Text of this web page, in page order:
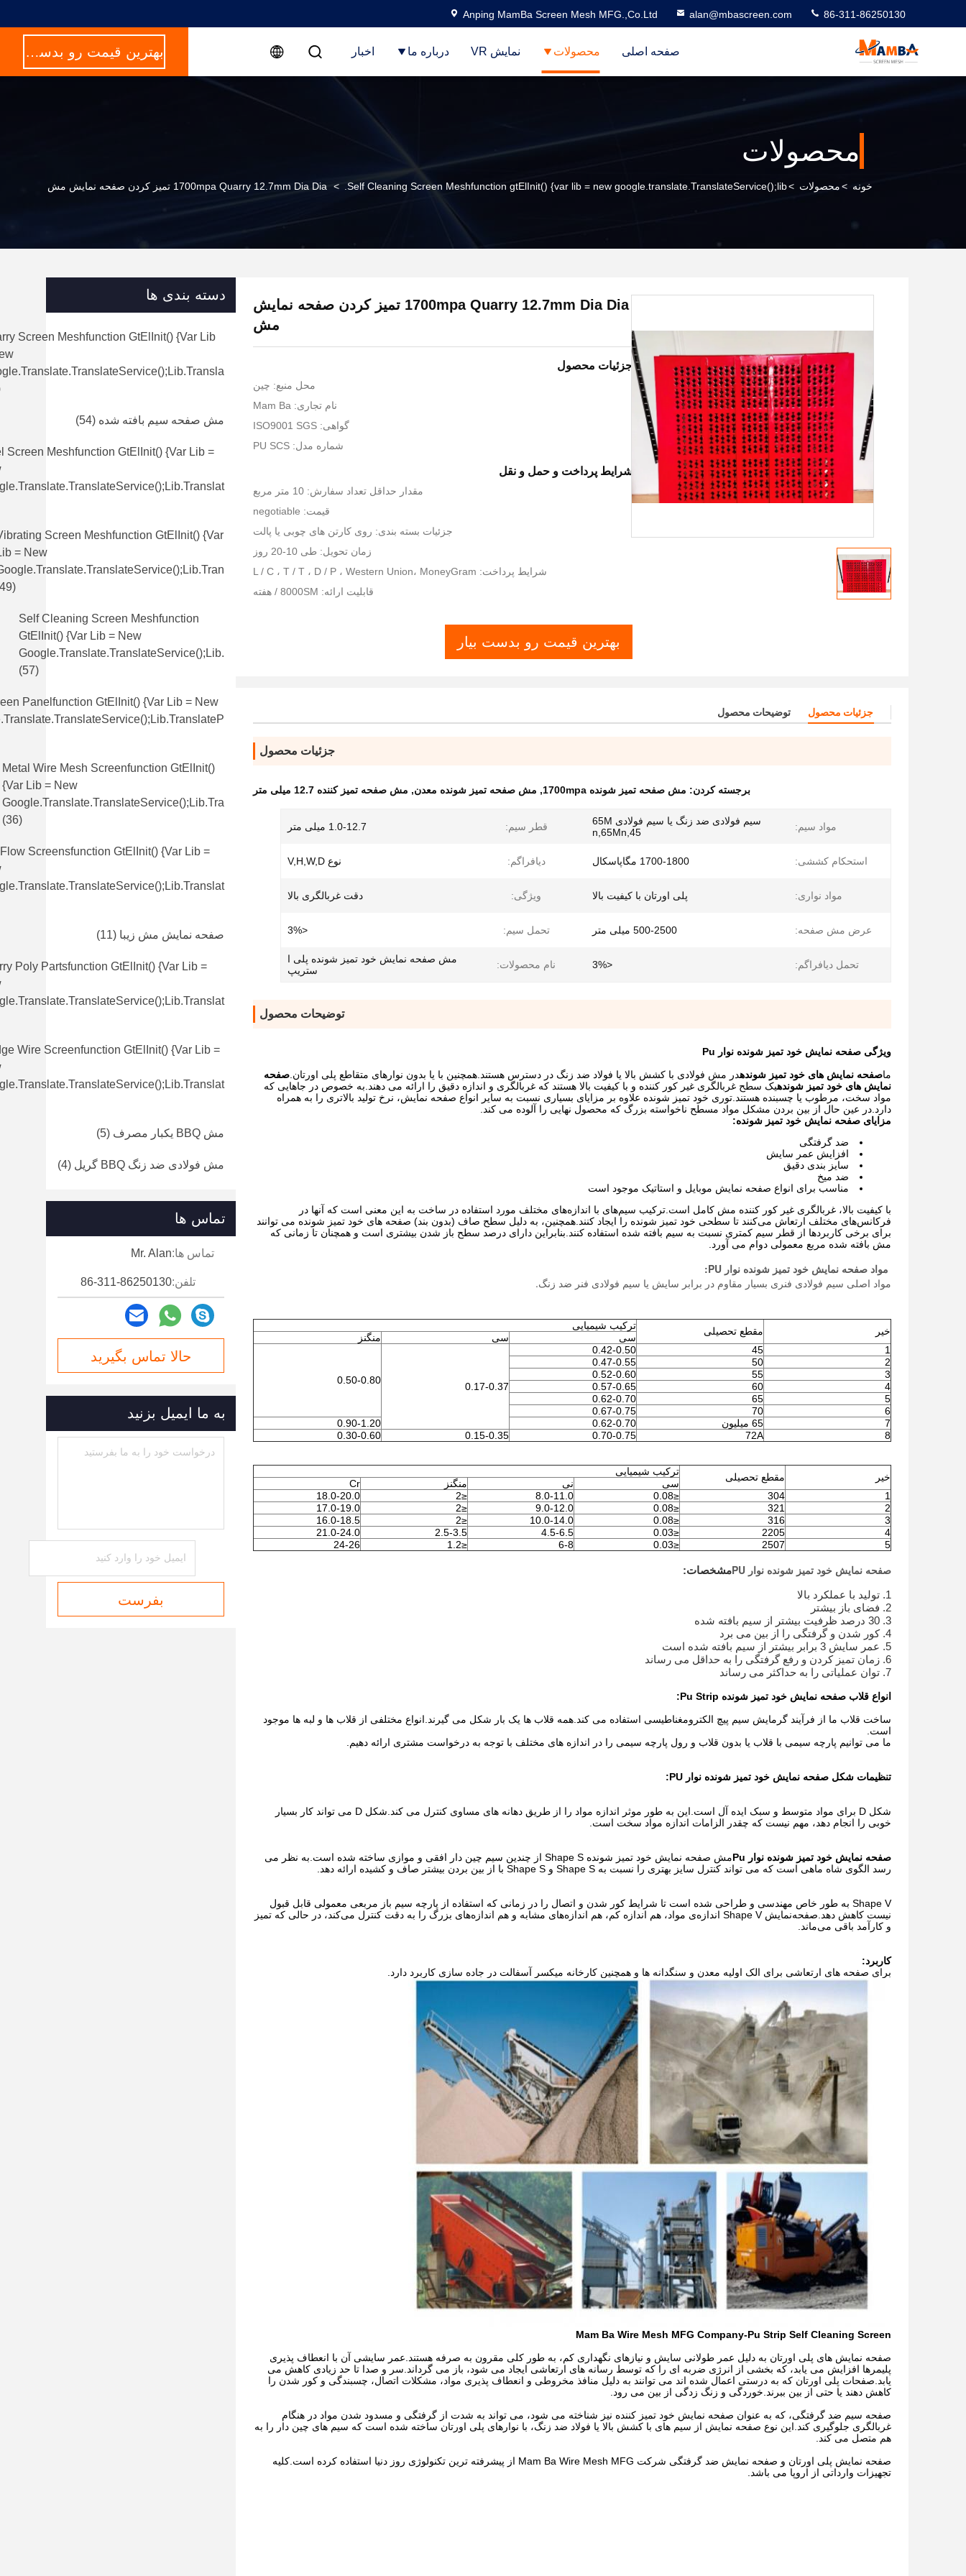
Anping MamBa Screen Mesh MFG.,Co.Ltd alan@mbascreen.com 86-311-86250130
صفحه اصلی محصولات نمایش VR درباره ما اخبار بهترین قیمت رو بدست بیار
محصولات
خونه >محصولات >
Self Cleaning Screen Meshfunction gtElInit() {var lib = new google.translate.TranslateService();lib.
> 1700mpa Quarry 12.7mm Dia Dia تمیز کردن صفحه نمایش مش
1700mpa Quarry 12.7mm Dia Dia تمیز کردن صفحه نمایش
مش
جزئیات محصول
محل منبع: چین
نام تجاری: Mam Ba
گواهی: ISO9001 SGS
شماره مدل: PU SCS
شرایط پرداخت و حمل و نقل
مقدار حداقل تعداد سفارش: 10 متر مربع
قیمت: negotiable
جزئیات بسته بندی: روی کارتن های چوبی یا پالت
زمان تحویل: طی 10-20 روز
شرایط پرداخت: L / C ، T / T ، D / P ، Western Union، MoneyGram
قابلیت ارائه: 8000SM / هفته
بهترین قیمت رو بدست بیار
جزئیات محصول توضیحات محصول
جزئیات محصول
برجسته کردن: مش صفحه تمیز شونده 1700mpa , مش صفحه تمیز شونده معدن, مش صفحه تمیز کننده 12.7 میلی متر
مواد سیم:
سیم فولادی ضد زنگ یا سیم فولادی 65M
n,65Mn,45
قطر سیم: 1.0-12.7 میلی متر
استحکام کششی: 1700-1800 مگاپاسکال دیافراگم: نوع V,H,W,D
مواد نواری: پلی اورتان با کیفیت بالا ویژگی: دقت غربالگری بالا
عرض مش صفحه: 500-2500 میلی متر تحمل سیم: <3%
تحمل دیافراگم: <3% نام محصولات:
مش صفحه نمایش خود تمیز شونده پلی ا
ستریپ
توضیحات محصول
ویژگی صفحه نمایش خود تمیز شونده نوار Pu
ماصفحه نمایش های خود تمیز شوندهدر مش فولادی با کشش بالا یا فولاد ضد زنگ در دسترس هستند.همچنین با یا بدون نوارهای متقاطع پلی اورتان. صفحه
نمایش های خود تمیز شوندهیک سطح غربالگری غیر کور کننده و با کیفیت بالا هستند که غربالگری و اندازه دقیق را ارائه می دهند.به خصوص در جاهایی که
مواد سخت، مرطوب یا چسبنده هستند.توری خود تمیز شونده علاوه بر مزایای بسیاری نسبت به سایر انواع صفحه نمایش، نرخ تولید بالاتری را به همراه
دارد.در عین حال از بین بردن مشکل مواد مسطح ناخواسته بزرگ که محصول نهایی را آلوده می کند.
مزایای صفحه نمایش خود تمیز شونده:
ضد گرفتگی
افزایش عمر سایش
سایز بندی دقیق
ضد میخ
مناسب برای انواع صفحه نمایش موبایل و استاتیک موجود است
با کیفیت بالا، غربالگری غیر کور کننده مش کامل است.ترکیب سیم‌های با اندازه‌های مختلف مورد استفاده در ساخت به این معنی است که آنها در
فرکانس‌های مختلف ارتعاش می‌کنند تا سطحی خود تمیز شونده را ایجاد کنند.همچنین، به دلیل سطح صاف (بدون بند) صفحه های خود تمیز شونده می توانند
برای برخی کاربردها از قطر سیم کمتری نسبت به سیم بافته شده استفاده کنند.بنابراین دارای درصد سطح باز شدن بیشتری است و همچنان تا زمانی که
مش بافته شده مربع معمولی دوام می آورد.
مواد صفحه نمایش خود تمیز شونده نوار PU:
مواد اصلی سیم فولادی فنری بسیار مقاوم در برابر سایش یا سیم فولادی فنر ضد زنگ.
خیر مقطع تحصیلی
ترکیب شیمیایی
سی
سی
منگنز
1
45
0.42-0.50
0.17-0.37
0.50-0.80
2
50
0.47-0.55
3
55
0.52-0.60
4
60
0.57-0.65
5
65
0.62-0.70
6
70
0.67-0.75
7
65 میلیون 0.62-0.70
0.90-1.20
8
72A
0.70-0.75
0.15-0.35
0.30-0.60
خیر مقطع تحصیلی
ترکیب شیمیایی
سی
نی منگنز
Cr
1
304
≤0.08
8.0-11.0
≤2
18.0-20.0
2
321
≤0.08
9.0-12.0
≤2
17.0-19.0
3
316
≤0.08
10.0-14.0
≤2
16.0-18.5
4
2205
≤0.03
4.5-6.5
2.5-3.5
21.0-24.0
5
2507
≤0.03
6-8
≤1.2
24-26
صفحه نمایش خود تمیز شونده نوار PU
مشخصات:
1. تولید با عملکرد بالا
2. فضای باز بیشتر
3. 30 درصد ظرفیت بیشتر از سیم بافته شده
4. کور شدن و گرفتگی را از بین می برد
5. عمر سایش 3 برابر بیشتر از سیم بافته شده است
6. زمان تمیز کردن و رفع گرفتگی را به حداقل می رساند
7. توان عملیاتی را به حداکثر می رساند
انواع قلاب صفحه نمایش خود تمیز شونده Pu Strip:
ساخت قلاب ما از فرآیند گرمایش سیم پیچ الکترومغناطیسی استفاده می کند.همه قلاب ها یک بار شکل می گیرند.انواع مختلفی از قلاب ها و لبه ها موجود
است.
ما می توانیم پارچه سیمی با قلاب یا بدون قلاب و رول پارچه سیمی را در اندازه های مختلف با توجه به درخواست مشتری ارائه دهیم.
تنظیمات شکل صفحه نمایش خود تمیز شونده نوار PU:
شکل D برای مواد متوسط ​​و سبک ایده آل است.این به طور موثر اندازه مواد را از طریق دهانه های مساوی کنترل می کند.شکل D می تواند کار بسیار
خوبی را انجام دهد، مهم نیست که چقدر الزامات اندازه مواد سخت است.
صفحه نمایش خود تمیز شونده نوار Pu
مش صفحه نمایش خود تمیز شونده Shape S از چندین سیم چین دار افقی و موازی ساخته شده است.به نظر می
رسد الگوی شاه ماهی است که می تواند کنترل سایز بهتری را نسبت به Shape S و Shape S با از بین بردن بیشتر صاف و کشیده ارائه دهد.
Shape V به طور خاص مهندسی و طراحی شده است تا شرایط کور شدن و اتصال را در زمانی که استفاده از پارچه سیم باز مربعی معمولی قابل قبول
نیست کاهش دهد.صفحه‌نمایش Shape V اندازه‌ی مواد، هم اندازه کم، هم اندازه‌های مشابه و هم اندازه‌های بزرگ را به دقت کنترل می‌کند، در حالی که تمیز
و کارآمد باقی می‌ماند.
کاربرد:
برای صفحه های ارتعاشی برای الک اولیه معدن و سنگدانه ها و همچنین کارخانه میکسر آسفالت در جاده سازی کاربرد دارد.
Mam Ba Wire Mesh MFG Company-Pu Strip Self Cleaning Screen
صفحه نمایش های پلی اورتان به دلیل عمر طولانی سایش و نیازهای نگهداری کم، به طور کلی مقرون به صرفه هستند.عمر سایشی آن با انعطاف پذیری
پلیمرها افزایش می یابد، که بخشی از انرژی ضربه ای را که توسط رسانه های ارتعاشی ایجاد می شود، باز می گرداند.سر و صدا تا حد زیادی کاهش می
یابد.صفحات پلی اورتان که به درستی اعمال شده اند می توانند به دلیل منافذ مخروطی و انعطاف پذیری مواد، مشکلات اتصال، چسبندگی و کور شدن را
کاهش دهند یا حتی از بین ببرند.خوردگی و زنگ زدگی از بین می رود.
صفحه سیم ضد گرفتگی، که به عنوان صفحه نمایش خود تمیز کننده نیز شناخته می شود، می تواند به شدت از گرفتگی و مسدود شدن مواد در هنگام
غربالگری جلوگیری کند.این نوع صفحه نمایش از سیم های با کشش بالا یا فولاد ضد زنگ، با نوارهای پلی اورتان ساخته شده است که سیم های چین دار را به
هم متصل می کند.
صفحه نمایش پلی اورتان و صفحه نمایش ضد گرفتگی شرکت Mam Ba Wire Mesh MFG از پیشرفته ترین تکنولوژی روز دنیا استفاده کرده است.کلیه
تجهیزات وارداتی از اروپا می باشد.
دسته بندی ها
Screen Meshfunction GtElInit() {var Lib
مش صفحه سیم بافته شده (54)
Screen Meshfunction GtElInit() {var Lib =
Screen Meshfunction GtElInit() {var
= New
Self Cleaning Screen Meshfunction
GtElInit() {var Lib = New
Google.translate.TranslateService();lib.
(57)
Panelfunction GtElInit() {var Lib = New
Metal Wire Mesh Screenfunction GtElInit()
{var Lib = New
Google.translate.TranslateService();lib.tra
(36)
Screensfunction GtElInit() {var Lib =
صفحه نمایش مش زیبا (11)
Poly Partsfunction GtElInit() {var Lib =
Wire Screenfunction GtElInit() {var Lib =
مش BBQ یکبار مصرف (5)
مش فولادی ضد زنگ BBQ گریل (4)
تماس ها
تماس ها:Mr. Alan
تلفن:86-311-86250130
حالا تماس بگیرید
به ما ایمیل بزنید
بفرست